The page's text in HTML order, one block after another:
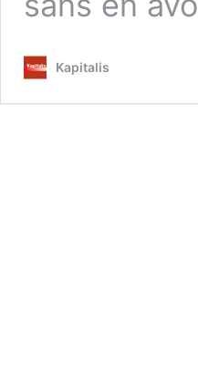
Kapitalis